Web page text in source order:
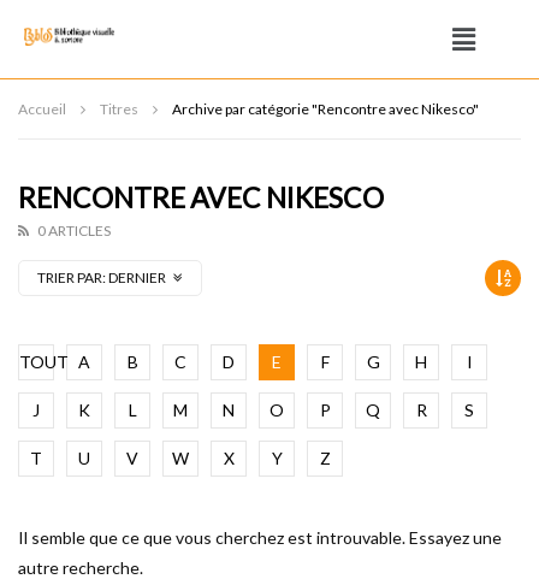
Accueil Titres Archive par catégorie "Rencontre avec Nikesco"
RENCONTRE AVEC NIKESCO
0 ARTICLES
TRIER PAR:DERNIER
TOUT A B C D E F G H I
J K L M N O P Q R S
T U V W X Y Z
Il semble que ce que vous cherchez est introuvable. Essayez une
autre recherche.